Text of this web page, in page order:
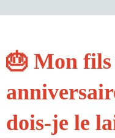
🎂 Mon
dois-je le